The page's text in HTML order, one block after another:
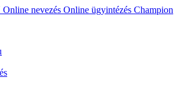
Online nevezés Online ügyintézés Champion